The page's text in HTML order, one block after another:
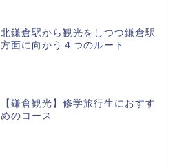
北鎌倉駅から観光をしつつ鎌倉駅
方面に向かう４つのルート
【鎌倉観光】修学旅行生におすす
めのコース